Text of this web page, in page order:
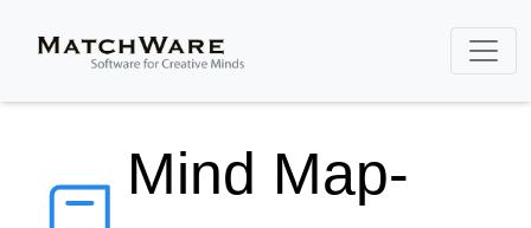
Mind Map-